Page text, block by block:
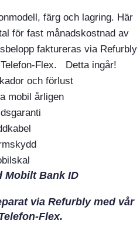
färg och lagring. Här
för fast månadskostnad av
faktureras via Refurbly
Flex. Detta ingår!
och förlust
mobil årligen
Mobilt Bank ID
via Refurbly med vår
Flex.